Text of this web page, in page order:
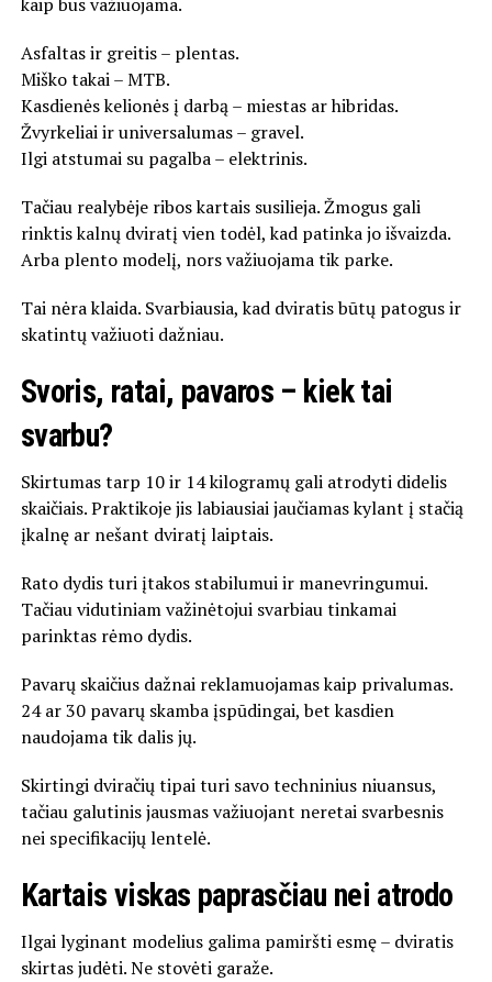
Asfaltas ir greitis – plentas.
Miško takai – MTB.
Kasdienės kelionės į darbą – miestas ar hibridas.
Žvyrkeliai ir universalumas – gravel.
Ilgi atstumai su pagalba – elektrinis.
Tačiau realybėje ribos kartais susilieja. Žmogus gali
rinktis kalnų dviratį vien todėl, kad patinka jo išvaizda.
Arba plento modelį, nors važiuojama tik parke.
Tai nėra klaida. Svarbiausia, kad dviratis būtų patogus ir
skatintų važiuoti dažniau.
Svoris, ratai, pavaros – kiek tai
svarbu?
Skirtumas tarp 10 ir 14 kilogramų gali atrodyti didelis
skaičiais. Praktikoje jis labiausiai jaučiamas kylant į stačią
įkalnę ar nešant dviratį laiptais.
Rato dydis turi įtakos stabilumui ir manevringumui.
Tačiau vidutiniam važinėtojui svarbiau tinkamai
parinktas rėmo dydis.
Pavarų skaičius dažnai reklamuojamas kaip privalumas.
24 ar 30 pavarų skamba įspūdingai, bet kasdien
naudojama tik dalis jų.
Skirtingi dviračių tipai turi savo techninius niuansus,
tačiau galutinis jausmas važiuojant neretai svarbesnis
nei specifikacijų lentelė.
Kartais viskas paprasčiau nei atrodo
Ilgai lyginant modelius galima pamiršti esmę – dviratis
skirtas judėti. Ne stovėti garaže.